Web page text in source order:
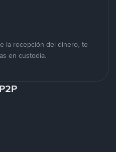
la recepción del dinero, te
en custodia.